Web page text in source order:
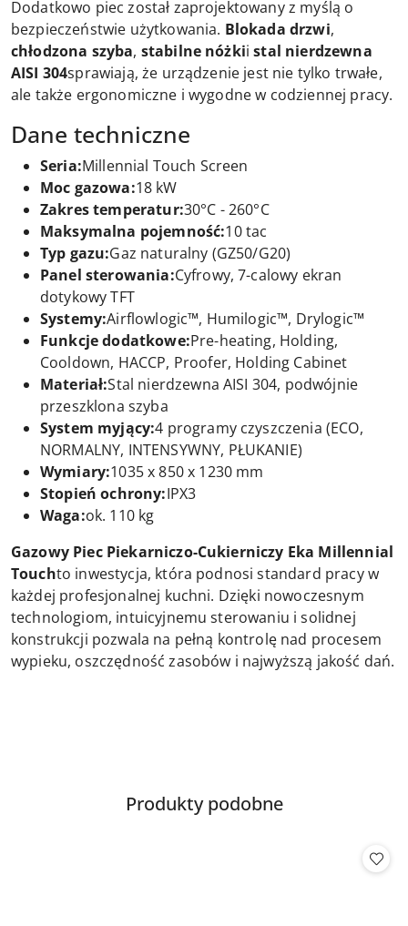
Dodatkowo piec został zaprojektowany z myślą o
bezpieczeństwie użytkowania. Blokada drzwi,
chłodzona szyba, stabilne nóżkiistal nierdzewna
AISI 304sprawiają, że urządzenie jest nie tylko trwałe,
ale także ergonomiczne i wygodne w codziennej pracy.
Dane techniczne
Seria:Millennial Touch Screen
Moc gazowa:18 kW
Zakres temperatur:30°C - 260°C
Maksymalna pojemność:10 tac
Typ gazu:Gaz naturalny (GZ50/G20)
Panel sterowania:Cyfrowy, 7-calowy ekran
dotykowy TFT
Systemy:Airflowlogic™, Humilogic™, Drylogic™
Funkcje dodatkowe:Pre-heating, Holding,
Cooldown, HACCP, Proofer, Holding Cabinet
Materiał:Stal nierdzewna AISI 304, podwójnie
przeszklona szyba
System myjący:4 programy czyszczenia (ECO,
NORMALNY, INTENSYWNY, PŁUKANIE)
Wymiary:1035 x 850 x 1230 mm
Stopień ochrony:IPX3
Waga:ok. 110 kg
Gazowy Piec Piekarniczo-Cukierniczy Eka Millennial
Touchto inwestycja, która podnosi standard pracy w
każdej profesjonalnej kuchni. Dzięki nowoczesnym
technologiom, intuicyjnemu sterowaniu i solidnej
konstrukcji pozwala na pełną kontrolę nad procesem
wypieku, oszczędność zasobów i najwyższą jakość dań.
Pomiń karuzelę produktów
Produkty
Produkty podobne